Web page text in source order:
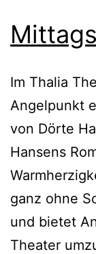
Im Thalia
Angelpunkt
von Dörte
Hansens
ganz ohne
und bietet
Theater